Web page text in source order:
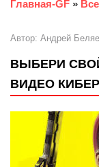
Главная-GF »
Автор: Андрей
ВЫБЕРИ
ВИДЕО